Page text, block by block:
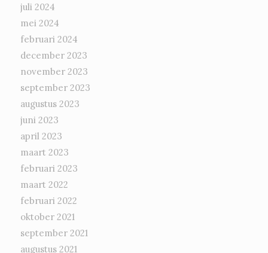
juli 2024
mei 2024
februari 2024
december 2023
november 2023
september 2023
augustus 2023
juni 2023
april 2023
maart 2023
februari 2023
maart 2022
februari 2022
oktober 2021
september 2021
augustus 2021